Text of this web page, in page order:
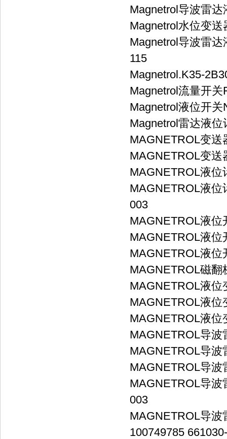
Magnetrol导波雷
Magnetrol水位变送
Magnetrol导波雷
115
Magnetrol.K35-
Magnetrol流量开关
Magnetrol液位开
Magnetrol雷达液位
MAGNETROL变送
MAGNETROL变送
MAGNETROL液位
MAGNETROL液位
003
MAGNETROL液位
MAGNETROL液
MAGNETROL液位
MAGNETROL磁翻
MAGNETROL液位
MAGNETROL液位
MAGNETROL液位
MAGNETROL导波
MAGNETROL导波
MAGNETROL导波
MAGNETROL导波
003
MAGNETROL导波
100749785